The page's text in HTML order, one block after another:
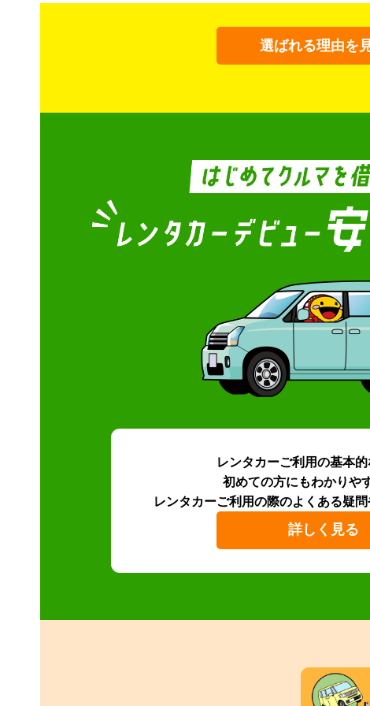
選ばれる理由を
レンタカーご利用の基本
初めての方にもわかりや
レンタカーご利用の際のよくある疑問
詳しく見る